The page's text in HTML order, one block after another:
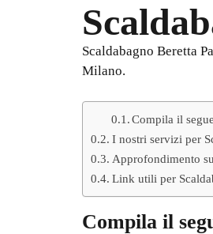
Scaldabagno Beretta
Milano.
Compila il
I nostri servizi per
Approfondimento
Link utili per
Compila il